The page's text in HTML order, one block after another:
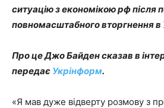
ситуацію з економікою рф після
повномасштабного вторгнення в
Про це Джо Байден сказав в
передає Укрінформ.
«Я мав дуже відверту розмову з